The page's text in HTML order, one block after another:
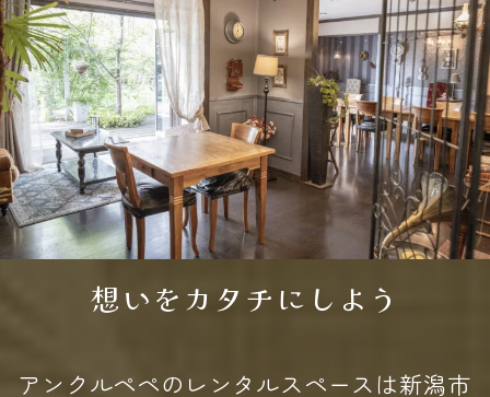
想いをカタチにしよう
アンクルペペのレンタルスペースは新潟市